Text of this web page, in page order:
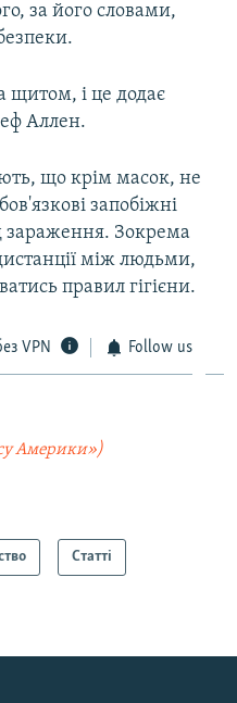
за його словами,
щитом, і це додає
Аллен.
що крім масок, не
запобіжні
зараження. Зокрема
між людьми,
правил гігієни.
VPN Follow us
Америки»)
Статті